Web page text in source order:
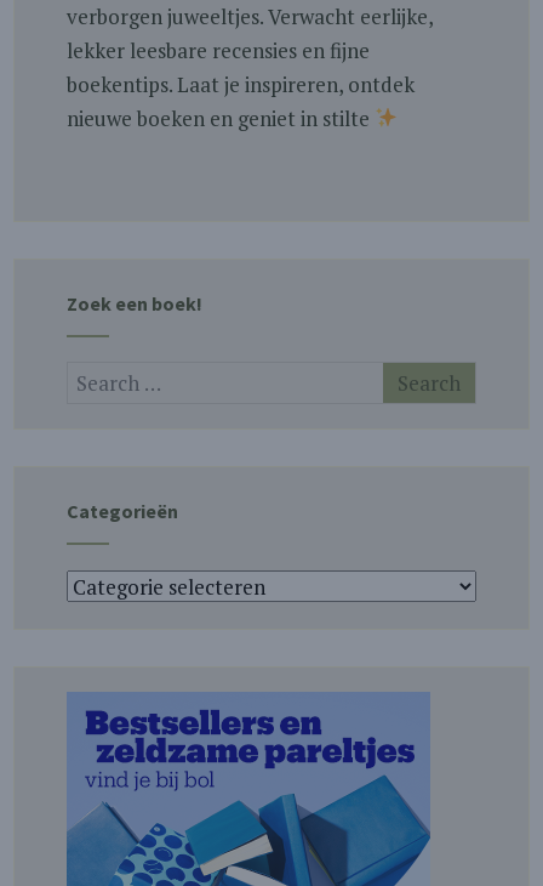
verborgen juweeltjes. Verwacht eerlijke,
lekker leesbare recensies en fijne
boekentips. Laat je inspireren, ontdek
nieuwe boeken en geniet in stilte
Zoek een boek!
Categorieën
Categorieën